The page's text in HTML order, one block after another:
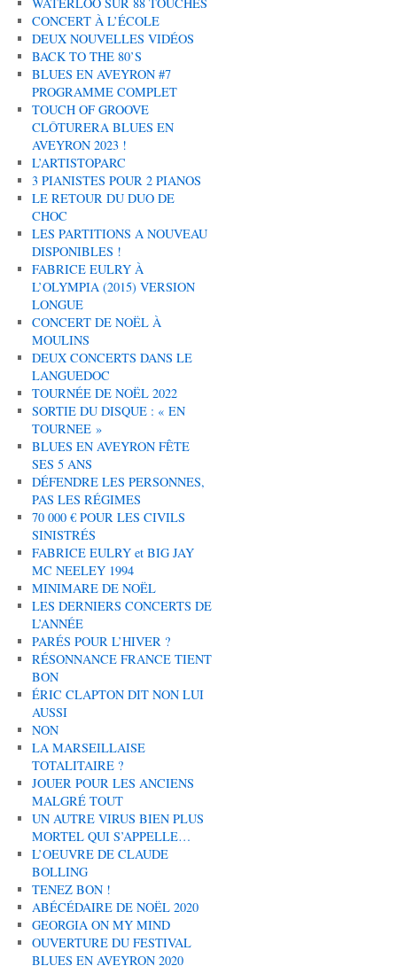
WATERLOO SUR 88 TOUCHES
CONCERT À L’ÉCOLE
DEUX NOUVELLES VIDÉOS
BACK TO THE 80’S
BLUES EN AVEYRON #7
PROGRAMME COMPLET
TOUCH OF GROOVE
CLÔTURERA BLUES EN
AVEYRON 2023 !
L’ARTISTOPARC
3 PIANISTES POUR 2 PIANOS
LE RETOUR DU DUO DE
CHOC
LES PARTITIONS A NOUVEAU
DISPONIBLES !
FABRICE EULRY À
L’OLYMPIA (2015) VERSION
LONGUE
CONCERT DE NOËL À
MOULINS
DEUX CONCERTS DANS LE
LANGUEDOC
TOURNÉE DE NOËL 2022
SORTIE DU DISQUE : « EN
TOURNEE »
BLUES EN AVEYRON FÊTE
SES 5 ANS
DÉFENDRE LES PERSONNES,
PAS LES RÉGIMES
70 000 € POUR LES CIVILS
SINISTRÉS
FABRICE EULRY et BIG JAY
MC NEELEY 1994
MINIMARE DE NOËL
LES DERNIERS CONCERTS DE
L’ANNÉE
PARÉS POUR L’HIVER ?
RÉSONNANCE FRANCE TIENT
BON
ÉRIC CLAPTON DIT NON LUI
AUSSI
NON
LA MARSEILLAISE
TOTALITAIRE ?
JOUER POUR LES ANCIENS
MALGRÉ TOUT
UN AUTRE VIRUS BIEN PLUS
MORTEL QUI S’APPELLE…
L’OEUVRE DE CLAUDE
BOLLING
TENEZ BON !
ABÉCÉDAIRE DE NOËL 2020
GEORGIA ON MY MIND
OUVERTURE DU FESTIVAL
BLUES EN AVEYRON 2020